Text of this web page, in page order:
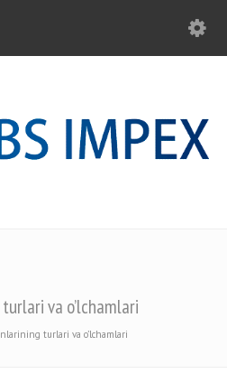
va o’lchamlari
turlari va o’lchamlari